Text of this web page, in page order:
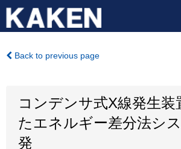
Back to previous page
コンデンサ式X線発生装
たエネルギー差分法シ
発